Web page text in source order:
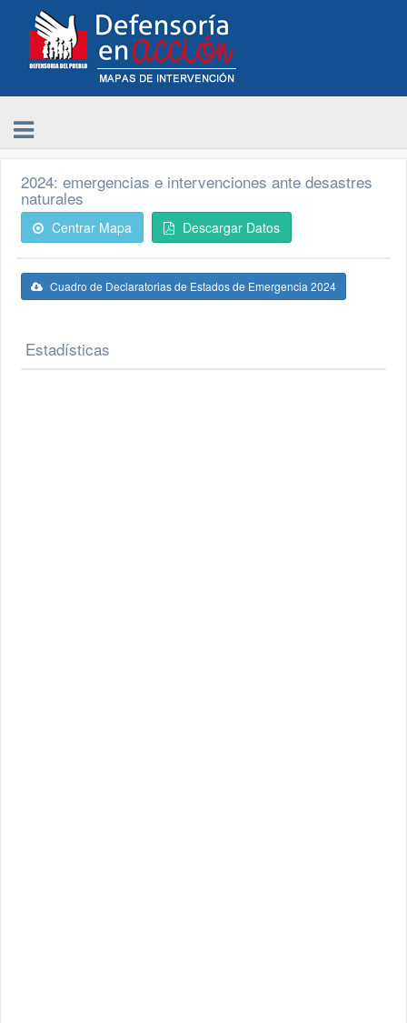
2024: emergencias e intervenciones ante desastres
naturales
Centrar Mapa Descargar Datos
Cuadro de Declaratorias de Estados de Emergencia 2024
Estadísticas